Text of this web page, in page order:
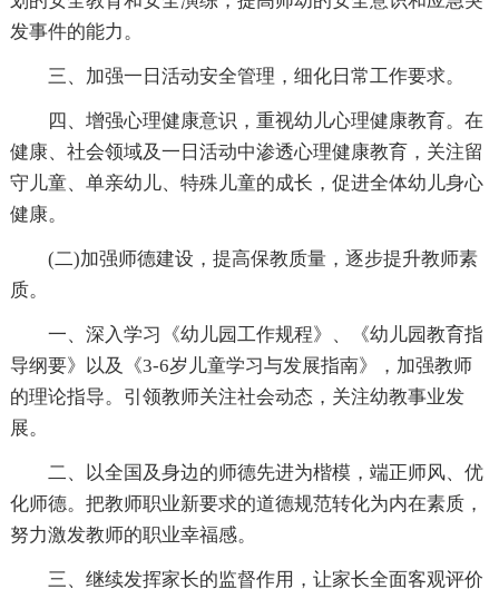
发事件的能力。
三、加强一日活动安全管理，细化日常工作要求。
四、增强心理健康意识，重视幼儿心理健康教育。在
健康、社会领域及一日活动中渗透心理健康教育，关注留
守儿童、单亲幼儿、特殊儿童的成长，促进全体幼儿身心
健康。
(二)加强师德建设，提高保教质量，逐步提升教师素
质。
一、深入学习《幼儿园工作规程》、《幼儿园教育指
导纲要》以及《3-6岁儿童学习与发展指南》，加强教师
的理论指导。引领教师关注社会动态，关注幼教事业发
展。
二、以全国及身边的师德先进为楷模，端正师风、优
化师德。把教师职业新要求的道德规范转化为内在素质，
努力激发教师的职业幸福感。
三、继续发挥家长的监督作用，让家长全面客观评价